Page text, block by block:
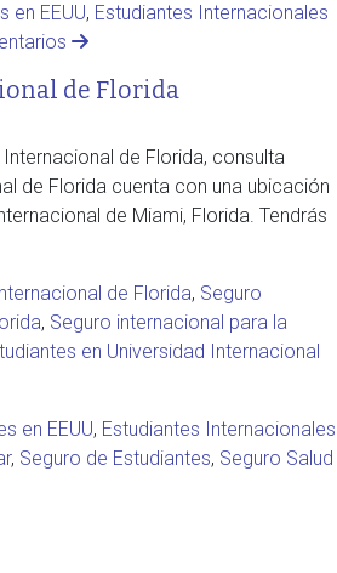
en EEUU, Estudiantes Internacionales
de Florida
de Florida, consulta
de Florida cuenta con una ubicación
de Miami, Florida. Tendrás
de Florida, Seguro
, Seguro internacional para la
en Universidad Internacional
en EEUU, Estudiantes Internacionales
, Seguro de Estudiantes, Seguro Salud